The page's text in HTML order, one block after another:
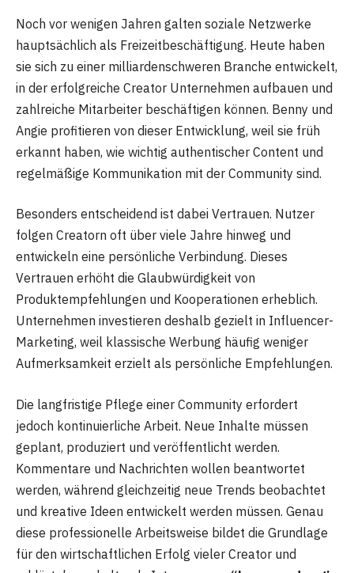
Noch vor wenigen Jahren galten soziale Netzwerke
hauptsächlich als Freizeitbeschäftigung. Heute haben
sie sich zu einer milliardenschweren Branche entwickelt,
in der erfolgreiche Creator Unternehmen aufbauen und
zahlreiche Mitarbeiter beschäftigen können. Benny und
Angie profitieren von dieser Entwicklung, weil sie früh
erkannt haben, wie wichtig authentischer Content und
regelmäßige Kommunikation mit der Community sind.
Besonders entscheidend ist dabei Vertrauen. Nutzer
folgen Creatorn oft über viele Jahre hinweg und
entwickeln eine persönliche Verbindung. Dieses
Vertrauen erhöht die Glaubwürdigkeit von
Produktempfehlungen und Kooperationen erheblich.
Unternehmen investieren deshalb gezielt in Influencer-
Marketing, weil klassische Werbung häufig weniger
Aufmerksamkeit erzielt als persönliche Empfehlungen.
Die langfristige Pflege einer Community erfordert
jedoch kontinuierliche Arbeit. Neue Inhalte müssen
geplant, produziert und veröffentlicht werden.
Kommentare und Nachrichten wollen beantwortet
werden, während gleichzeitig neue Trends beobachtet
und kreative Ideen entwickelt werden müssen. Genau
diese professionelle Arbeitsweise bildet die Grundlage
für den wirtschaftlichen Erfolg vieler Creator und